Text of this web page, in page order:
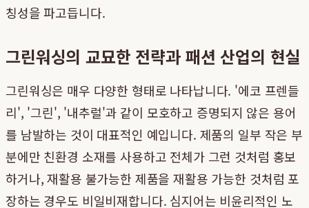
칭성을 파고듭니다.
그린워싱의 교묘한 전략과 패션 산업의 현실
그린워싱은 매우 다양한 형태로 나타납니다. '에코 프렌들
리', '그린', '내추럴'과 같이 모호하고 증명되지 않은 용어
를 남발하는 것이 대표적인 예입니다. 제품의 일부 작은 부
분에만 친환경 소재를 사용하고 전체가 그런 것처럼 홍보
하거나, 재활용 불가능한 제품을 재활용 가능한 것처럼 포
장하는 경우도 비일비재합니다. 심지어는 비윤리적인 노